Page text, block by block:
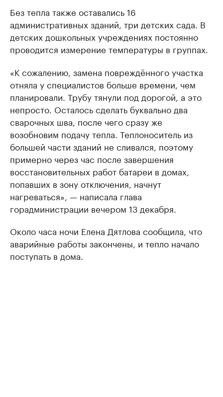
Без тепла также оставались 16
административных зданий, три детских сада. В
детских дошкольных учреждениях постоянно
проводится измерение температуры в группах.
«К сожалению, замена повреждённого участка
отняла у специалистов больше времени, чем
планировали. Трубу тянули под дорогой, а это
непросто. Осталось сделать буквально два
сварочных шва, после чего сразу же
возобновим подачу тепла. Теплоноситель из
большей части зданий не сливался, поэтому
примерно через час после завершения
восстановительных работ батареи в домах,
попавших в зону отключения, начнут
нагреваться», — написала глава
горадминистрации вечером 13 декабря.
Около часа ночи Елена Дятлова сообщила, что
аварийные работы закончены, и тепло начало
поступать в дома.